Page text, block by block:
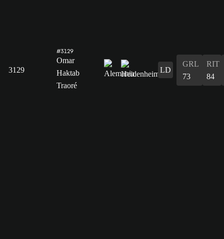
3129
#3129
Omar
Haktab
Traoré
LD
GRL
73
RIT
84